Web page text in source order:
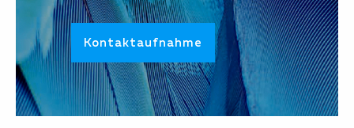
Kontaktaufnahme